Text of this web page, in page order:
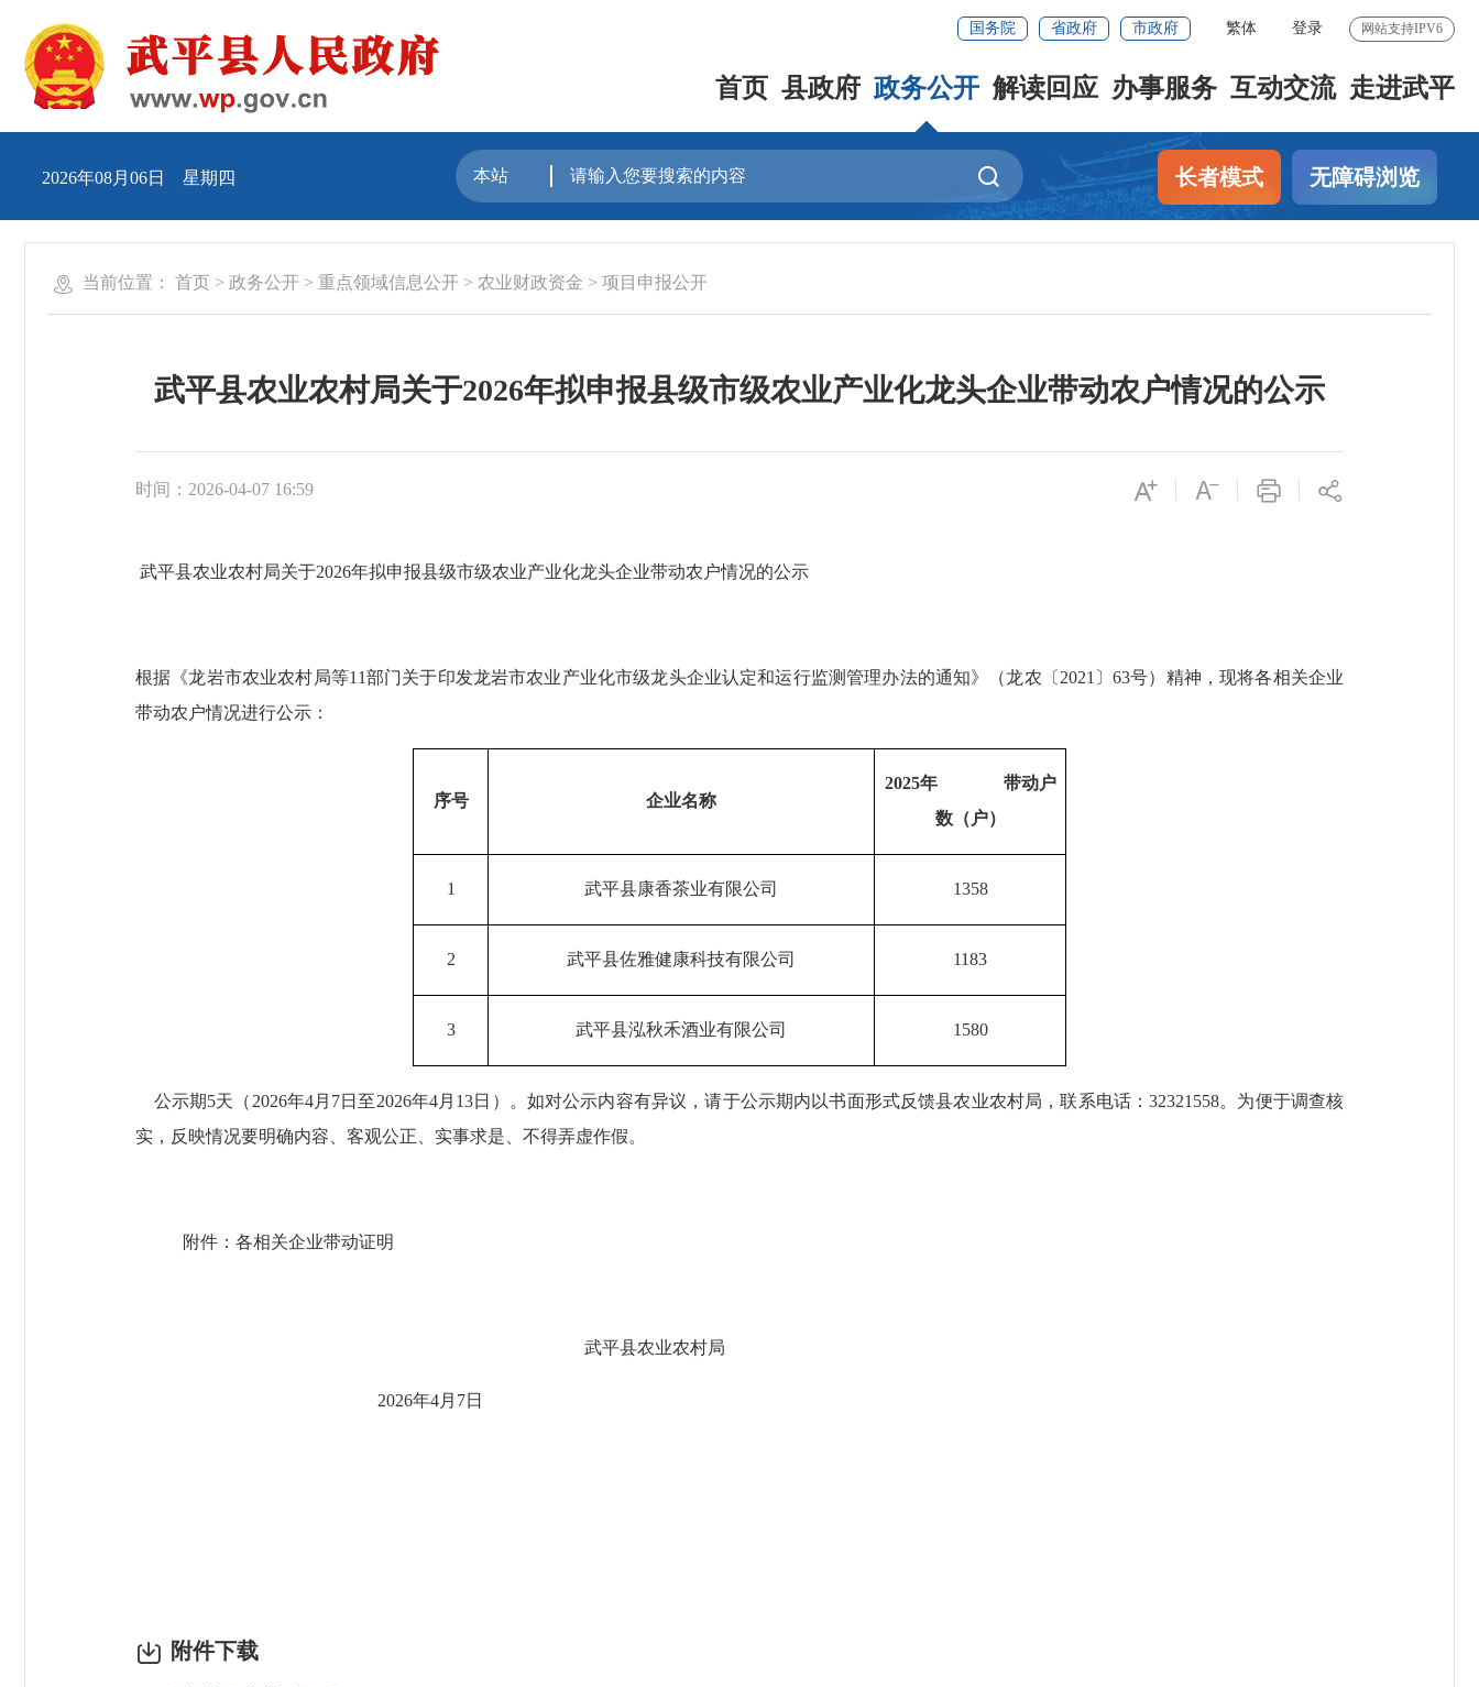
国务院 省政府 市政府 繁体 登录 网站支持IPV6
首页 县政府 政务公开 解读回应 办事服务 互动交流 走进武平
2026年08月06日 星期四 长者模式 无障碍浏览
当前位置： 首页 > 政务公开 > 重点领域信息公开 > 农业财政资金 > 项目申报公开
武平县农业农村局关于2026年拟申报县级市级农业产业化龙头企业带动农户情况的公示
时间：2026-04-07 16:59
武平县农业农村局关于2026年拟申报县级市级农业产业化龙头企业带动农户情况的公示
根据《龙岩市农业农村局等11部门关于印发龙岩市农业产业化市级龙头企业认定和运行监测管理办法的通知》（龙农〔2021〕63号）精神，现将各相关企业
带动农户情况进行公示：
序号 企业名称
2025年
带动户
数（户）
1 武平县康香茶业有限公司 1358
2 武平县佐雅健康科技有限公司 1183
3 武平县泓秋禾酒业有限公司 1580
公示期5天 （ 2026年4月 7日至2026年4月 13日）。如对公示内容有异议，请于公示期内 以书面形式反馈县农业农村局，联系电话：32321558。为便于调查核
实，反映情况要明确内容、客观公正、实事求是、不得弄虚作假。
附件：各相关企业带动证明
武平县农业农村局
2026年4月 7日
附件下载